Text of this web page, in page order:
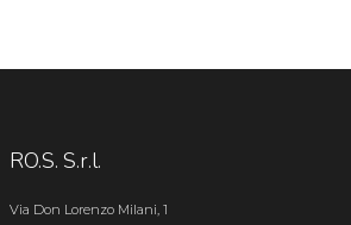
RO.S. S.r.l.
Via Don Lorenzo Milani, 1